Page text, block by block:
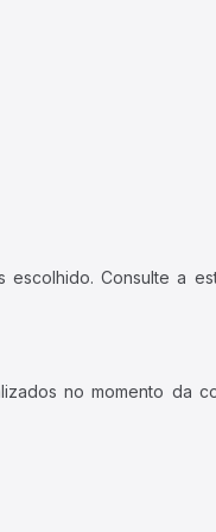
Consulte a
no momento da